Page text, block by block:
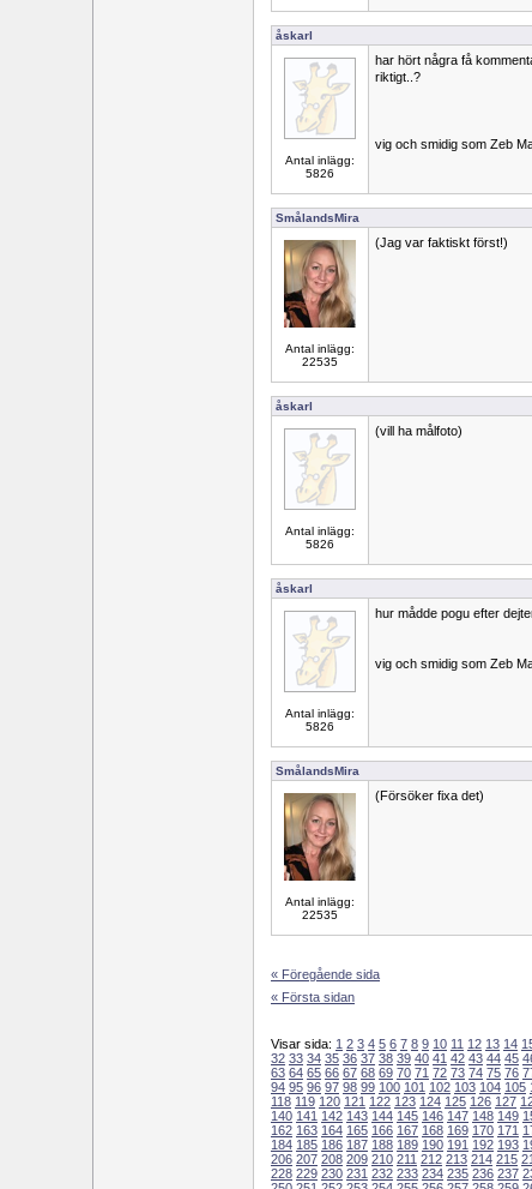
åskarl
Antal inlägg:
5826
har hört några få
riktigt..?
vig och smidig som Zeb
SmålandsMira
Antal inlägg:
22535
(Jag var faktiskt först!)
åskarl
Antal inlägg:
5826
(vill ha målfoto)
åskarl
Antal inlägg:
5826
hur mådde pogu efter
vig och smidig som Zeb
SmålandsMira
Antal inlägg:
22535
(Försöker fixa det)
« Föregående sida
« Första sidan
Visar sida: 1 2 3 4 5 6 7 8 9 10 11 12 13 14
32 33 34 35 36 37 38 39 40 41 42 43 44 45
63 64 65 66 67 68 69 70 71 72 73 74 75 76
94 95 96 97 98 99 100 101 102 103 104 105
118 119 120 121 122 123 124 125 126 127
140 141 142 143 144 145 146 147 148 149
162 163 164 165 166 167 168 169 170 171
184 185 186 187 188 189 190 191 192 193
206 207 208 209 210 211 212 213 214 215
228 229 230 231 232 233 234 235 236 237